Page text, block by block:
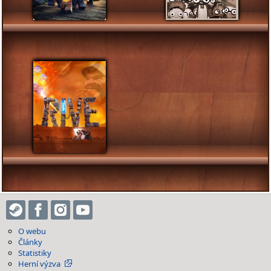
O webu
Články
Statistiky
Herní výzva